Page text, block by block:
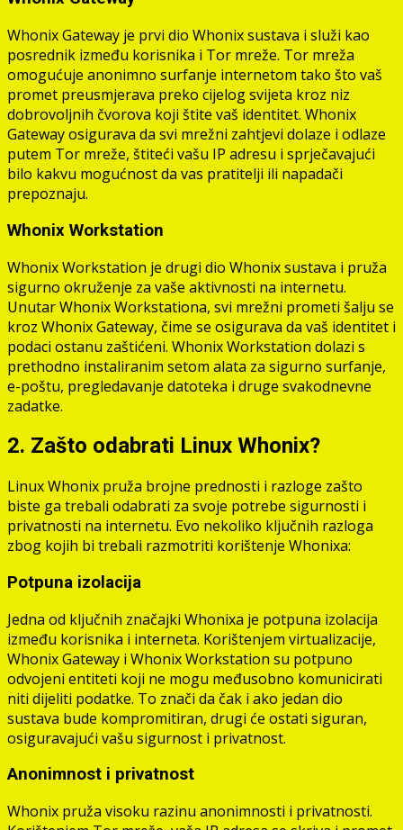
Whonix Gateway je prvi dio Whonix sustava i služi kao
posrednik između korisnika i Tor mreže. Tor mreža
omogućuje anonimno surfanje internetom tako što vaš
promet preusmjerava preko cijelog svijeta kroz niz
dobrovoljnih čvorova koji štite vaš identitet. Whonix
Gateway osigurava da svi mrežni zahtjevi dolaze i odlaze
putem Tor mreže, štiteći vašu IP adresu i sprječavajući
bilo kakvu mogućnost da vas pratitelji ili napadači
prepoznaju.
Whonix Workstation
Whonix Workstation je drugi dio Whonix sustava i pruža
sigurno okruženje za vaše aktivnosti na internetu.
Unutar Whonix Workstationa, svi mrežni prometi šalju se
kroz Whonix Gateway, čime se osigurava da vaš identitet i
podaci ostanu zaštićeni. Whonix Workstation dolazi s
prethodno instaliranim setom alata za sigurno surfanje,
e-poštu, pregledavanje datoteka i druge svakodnevne
zadatke.
2. Zašto odabrati Linux Whonix?
Linux Whonix pruža brojne prednosti i razloge zašto
biste ga trebali odabrati za svoje potrebe sigurnosti i
privatnosti na internetu. Evo nekoliko ključnih razloga
zbog kojih bi trebali razmotriti korištenje Whonixa:
Potpuna izolacija
Jedna od ključnih značajki Whonixa je potpuna izolacija
između korisnika i interneta. Korištenjem virtualizacije,
Whonix Gateway i Whonix Workstation su potpuno
odvojeni entiteti koji ne mogu međusobno komunicirati
niti dijeliti podatke. To znači da čak i ako jedan dio
sustava bude kompromitiran, drugi će ostati siguran,
osiguravajući vašu sigurnost i privatnost.
Anonimnost i privatnost
Whonix pruža visoku razinu anonimnosti i privatnosti.